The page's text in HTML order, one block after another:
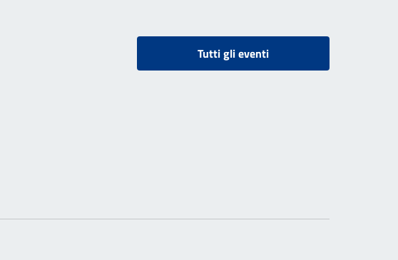
Tutti gli eventi